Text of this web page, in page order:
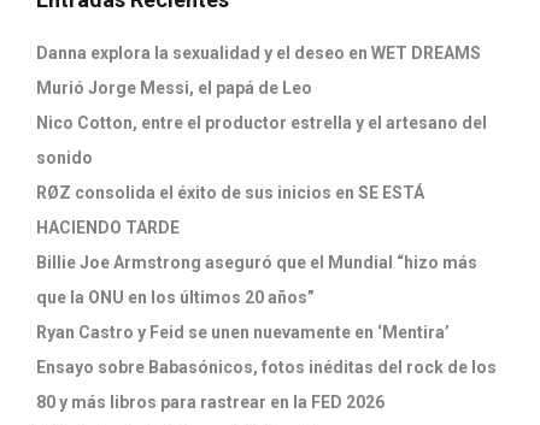
Danna explora la sexualidad y el deseo en WET DREAMS
Murió Jorge Messi, el papá de Leo
Nico Cotton, entre el productor estrella y el artesano del
sonido
RØZ consolida el éxito de sus inicios en SE ESTÁ
HACIENDO TARDE
Billie Joe Armstrong aseguró que el Mundial “hizo más
que la ONU en los últimos 20 años”
Ryan Castro y Feid se unen nuevamente en ‘Mentira’
Ensayo sobre Babasónicos, fotos inéditas del rock de los
80 y más libros para rastrear en la FED 2026